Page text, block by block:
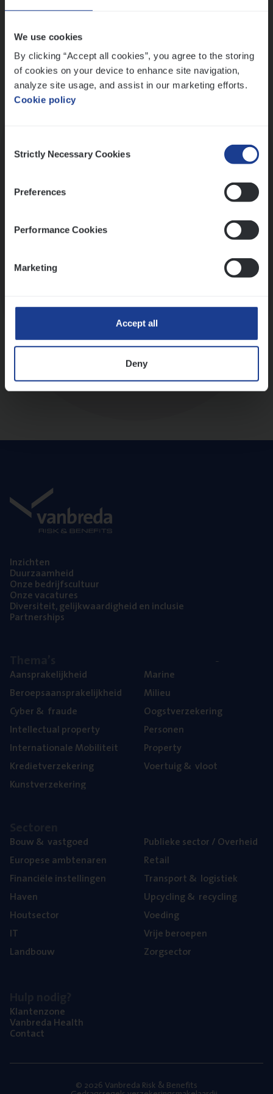
We use cookies
By clicking “Accept all cookies”, you agree to the storing
of cookies on your device to enhance site navigation,
analyze site usage, and assist in our marketing efforts.
Cookie policy
Selection
Strictly Necessary Cookies
Preferences
Performance Cookies
Marketing
Accept all
Deny
Inzich­ten
Duur­zaam­heid
Onze bedrijfs­cul­tuur
Onze vaca­tu­res
Diver­si­teit, gelijk­waar­dig­heid en inclusie
Part­ner­ships
Aan­spra­ke­lijk­heid
Beroeps­aan­spra­ke­lijk­heid
Cyber& fraude
Intel­lec­tu­al property
Inter­na­ti­o­na­le Mobiliteit
Kre­diet­ver­ze­ke­ring
Kunst­ver­ze­ke­ring
Mari­ne
Mili­eu
Oogst­ver­ze­ke­ring
Per­so­nen
Pro­per­ty
Voer­tuig& vloot
Bouw& vastgoed
Euro­pe­se ambtenaren
Finan­ci­ë­le instellingen
Haven
Hout­sec­tor
IT
Land­bouw
Publie­ke sec­tor / Overheid
Retail
Trans­port& logistiek
Upcy­cling& recycling
Voe­ding
Vrije beroe­pen
Zorg­sec­tor
Klan­ten­zo­ne
Van­b­re­da Health
Con­tact
© 2026 Vanbreda Risk & Benefits